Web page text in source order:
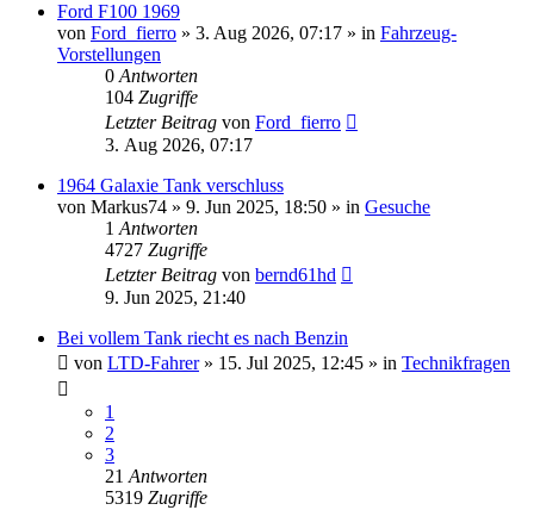
Ford F100 1969
von Ford_fierro » 3. Aug 2026, 07:17 » in Fahrzeug-
Vorstellungen
0 Antworten
104 Zugriffe
Letzter Beitrag von Ford_fierro
3. Aug 2026, 07:17
1964 Galaxie Tank verschluss
von Markus74 » 9. Jun 2025, 18:50 » in Gesuche
1 Antworten
4727 Zugriffe
Letzter Beitrag von bernd61hd
9. Jun 2025, 21:40
Bei vollem Tank riecht es nach Benzin
von LTD-Fahrer» 15. Jul 2025, 12:45 » in Technikfragen
1
2
3
21 Antworten
5319 Zugriffe